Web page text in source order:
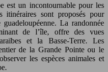
est un incontournable pour les
itinéraires sont proposés pour
La randonnée
de l’île, offre des vues
et la Basse-Terre. Les
de la Grande Pointe ou le
les espèces animales et